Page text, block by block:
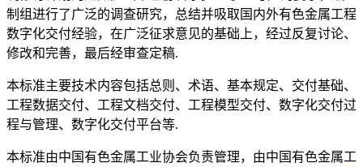
制组进行了广泛的调查研究，总结并吸取国内外有色金属工程
数字化交付经验，在广泛征求意见的基础上，经过反复讨论、
修改和完善，最后经审查定稿.
本标准主要技术内容包括总则、术语、基本规定、交付基础、
工程数据交付、工程文档交付、工程模型交付、数字化交付过
程与管理、数字化交付平台等.
本标准由中国有色金属工业协会负责管理，由中国有色金属工